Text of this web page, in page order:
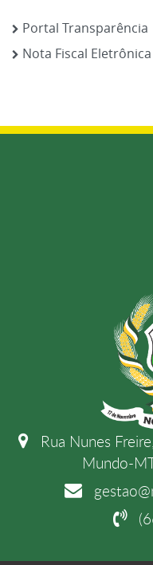
Portal Transparência
Nota Fiscal Eletrônica
Rua Nunes
Mundo-